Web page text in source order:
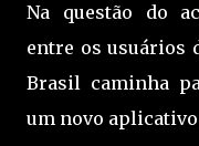
Na questão do
entre os usuários
Brasil caminha
um novo